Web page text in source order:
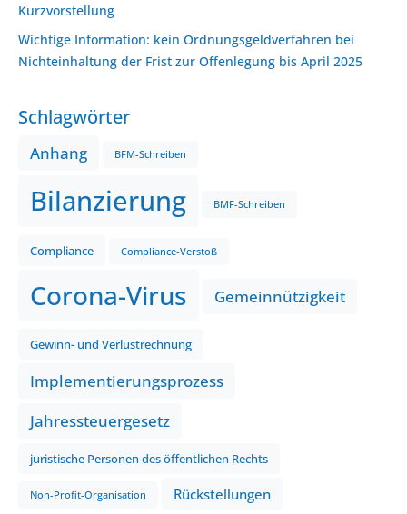
Kurzvorstellung
Wichtige Information: kein Ordnungsgeldverfahren bei
Nichteinhaltung der Frist zur Offenlegung bis April 2025
Schlagwörter
Anhang BFM-Schreiben
Bilanzierung BMF-Schreiben
Compliance Compliance-Verstoß
Corona-Virus Gemeinnützigkeit
Gewinn- und Verlustrechnung
Implementierungsprozess
Jahressteuergesetz
juristische Personen des öffentlichen Rechts
Non-Profit-Organisation Rückstellungen